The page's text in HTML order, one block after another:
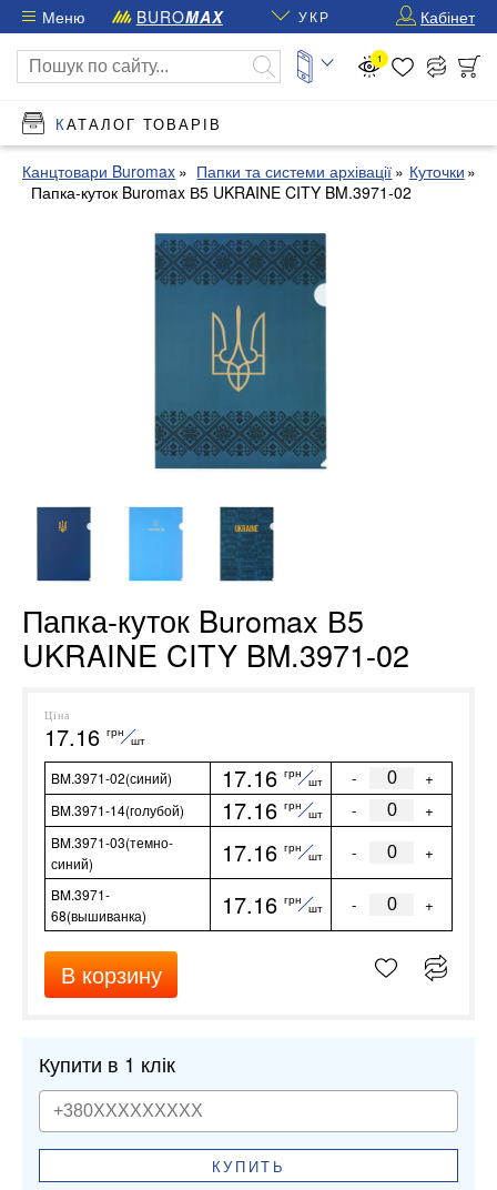
Меню BUROMAX УКР Кабінет
1
КАТАЛОГ ТОВАРІВ
Канцтовари Buromax Папки та системи архівації
Куточки
Папка-куток Buromax В5 UKRAINE CITY BM.3971-02
Папка-куток Buromax В5
UKRAINE CITY BM.3971-02
Ціна
17.16 грн
шт
BM.3971-02(синий) 17.16 грн
шт - +
BM.3971-14(голубой) 17.16 грн
шт - +
BM.3971-03(темно-
синий)
17.16 грн
шт - +
BM.3971-
68(вышиванка)
17.16 грн
шт - +
В корзину
Купити в 1 клік
КУПИТЬ